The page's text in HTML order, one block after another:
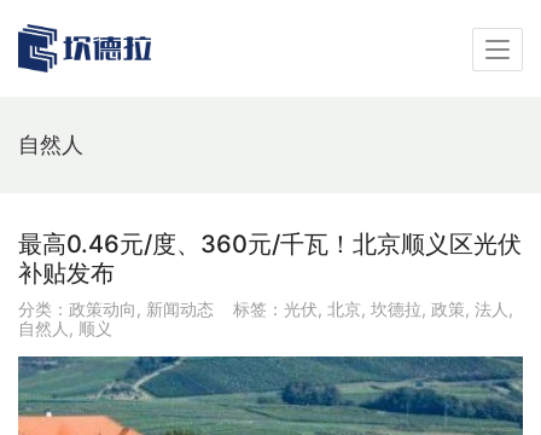
自然人
最高0.46元/度、360元/千瓦！北京顺义区光伏
补贴发布
分类： 政策动向 , 新闻动态 标签： 光伏, 北京, 坎德拉, 政策, 法人 ,
自然人 , 顺义